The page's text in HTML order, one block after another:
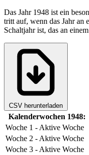
Das Jahr 1948 ist ein
tritt auf, wenn das Jahr an
Schaltjahr ist, das an
CSV herunterladen
Kalenderwochen 1948:
Woche 1 - Aktive Woche
Woche 2 - Aktive Woche
Woche 3 - Aktive Woche